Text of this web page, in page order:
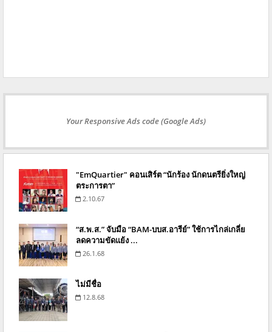
Your Responsive Ads code (Google Ads)
"EmQuartier" คอนเสิร์ต “นักร้อง นักดนตรียิ่งใหญ่
ตระการตา”
2.10.67
“ส.พ.ส.” จับมือ “BAM-บบส.อารีย์” ใช้การไกล่เกลี่ย
ลดความขัดแย้ง ...
26.1.68
ไม่มีชื่อ
12.8.68